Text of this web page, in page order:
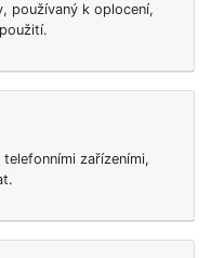
používaný k oplocení,
zařízeními,